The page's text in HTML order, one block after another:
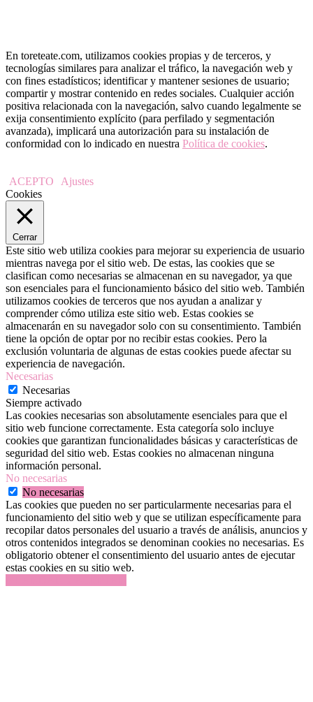
En toreteate.com, utilizamos cookies propias y de terceros, y
tecnologías similares para analizar el tráfico, la navegación web y
con fines estadísticos; identificar y mantener sesiones de usuario;
compartir y mostrar contenido en redes sociales. Cualquier acción
positiva relacionada con la navegación, salvo cuando legalmente se
exija consentimiento explícito (para perfilado y segmentación
avanzada), implicará una autorización para su instalación de
conformidad con lo indicado en nuestra Política de cookies.
ACEPTO
Ajustes
Cookies
Cerrar
Este sitio web utiliza cookies para mejorar su experiencia de usuario
mientras navega por el sitio web. De estas, las cookies que se
clasifican como necesarias se almacenan en su navegador, ya que
son esenciales para el funcionamiento básico del sitio web. También
utilizamos cookies de terceros que nos ayudan a analizar y
comprender cómo utiliza este sitio web. Estas cookies se
almacenarán en su navegador solo con su consentimiento. También
tiene la opción de optar por no recibir estas cookies. Pero la
exclusión voluntaria de algunas de estas cookies puede afectar su
experiencia de navegación.
Necesarias
Necesarias
Siempre activado
Las cookies necesarias son absolutamente esenciales para que el
sitio web funcione correctamente. Esta categoría solo incluye
cookies que garantizan funcionalidades básicas y características de
seguridad del sitio web. Estas cookies no almacenan ninguna
información personal.
No necesarias
No necesarias
Las cookies que pueden no ser particularmente necesarias para el
funcionamiento del sitio web y que se utilizan específicamente para
recopilar datos personales del usuario a través de análisis, anuncios y
otros contenidos integrados se denominan cookies no necesarias. Es
obligatorio obtener el consentimiento del usuario antes de ejecutar
estas cookies en su sitio web.